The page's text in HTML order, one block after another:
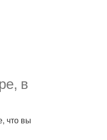
в
что вы